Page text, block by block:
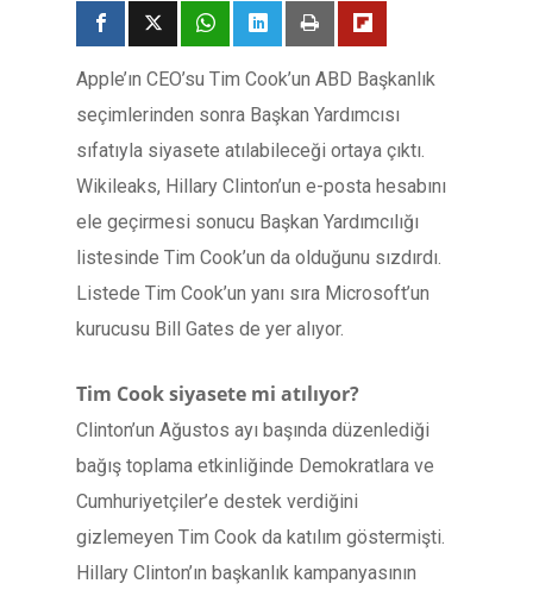
Apple’ın CEO’su Tim Cook’un ABD Başkanlık
seçimlerinden sonra Başkan Yardımcısı
sıfatıyla siyasete atılabileceği ortaya çıktı.
Wikileaks, Hillary Clinton’un e-posta hesabını
ele geçirmesi sonucu Başkan Yardımcılığı
listesinde Tim Cook’un da olduğunu sızdırdı.
Listede Tim Cook’un yanı sıra Microsoft’un
kurucusu Bill Gates de yer alıyor.
Tim Cook siyasete mi atılıyor?
Clinton’un Ağustos ayı başında düzenlediği
bağış toplama etkinliğinde Demokratlara ve
Cumhuriyetçiler’e destek verdiğini
gizlemeyen Tim Cook da katılım göstermişti.
Hillary Clinton’ın başkanlık kampanyasının